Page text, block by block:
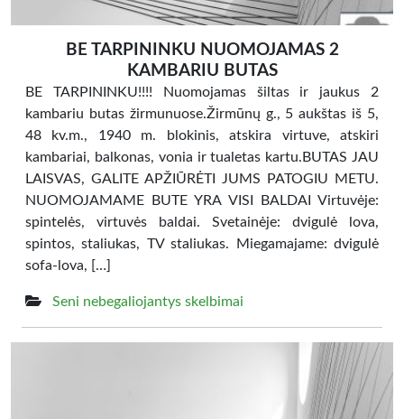
BE TARPININKU NUOMOJAMAS 2
KAMBARIU BUTAS
BE TARPININKU!!!! Nuomojamas šiltas ir jaukus 2
kambariu butas žirmunuose.Žirmūnų g., 5 aukštas iš 5,
48 kv.m., 1940 m. blokinis, atskira virtuve, atskiri
kambariai, balkonas, vonia ir tualetas kartu.BUTAS JAU
LAISVAS, GALITE APŽIŪRĖTI JUMS PATOGIU METU.
NUOMOJAMAME BUTE YRA VISI BALDAI Virtuvėje:
spintelės, virtuvės baldai. Svetainėje: dvigulė lova,
spintos, staliukas, TV staliukas. Miegamajame: dvigulė
sofa-lova, […]
Seni nebegaliojantys skelbimai